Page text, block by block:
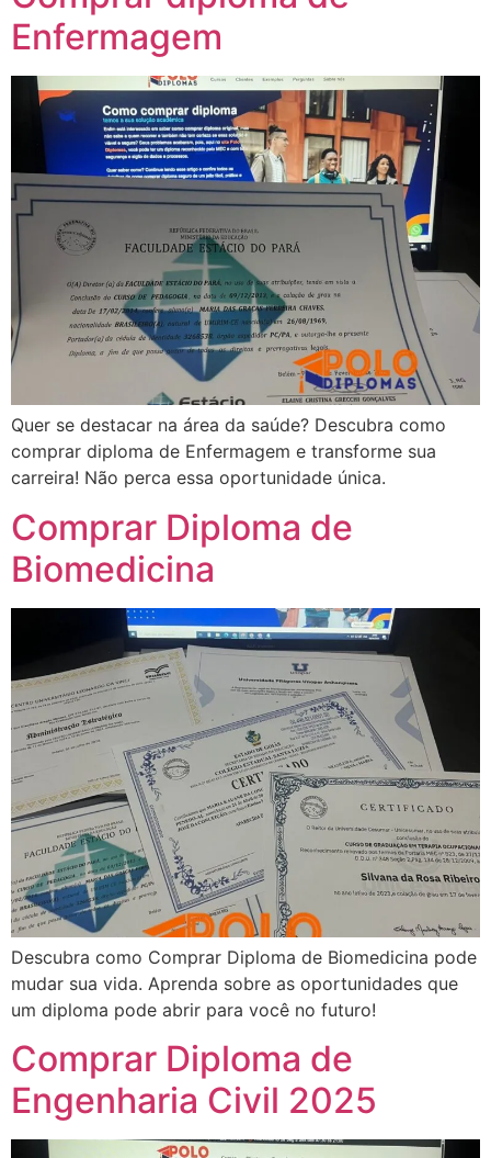
Enfermagem
Quer se destacar na área da saúde? Descubra como
comprar diploma de Enfermagem e transforme sua
carreira! Não perca essa oportunidade única.
Comprar Diploma de
Biomedicina
Descubra como Comprar Diploma de Biomedicina pode
mudar sua vida. Aprenda sobre as oportunidades que
um diploma pode abrir para você no futuro!
Comprar Diploma de
Engenharia Civil 2025